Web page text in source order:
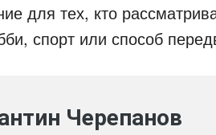
для тех, кто
спорт или способ
Черепанов